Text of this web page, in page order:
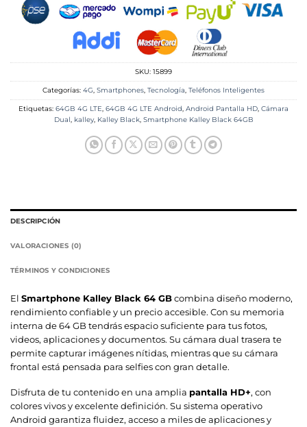
SKU: 15899
Categorías: 4G Smartphones Tecnología Teléfonos Inteligentes
Etiquetas: 64GB 4G LTE 64GB 4G LTE Android Android Pantalla HD Cámara
Dual kalley, Kalley Black, Smartphone Kalley Black 64GB
DESCRIPCIÓN
VALORACIONES (0)
TÉRMINOS Y CONDICIONES
El Smartphone Kalley Black 64 GB combina diseño moderno,
rendimiento confiable y un precio accesible. Con su memoria
interna de 64 GB tendrás espacio suficiente para tus fotos,
videos, aplicaciones y documentos. Su cámara dual trasera te
permite capturar imágenes nítidas, mientras que su cámara
frontal está pensada para selfies con gran detalle.
Disfruta de tu contenido en una amplia pantalla HD+, con
colores vivos y excelente definición. Su sistema operativo
Android garantiza fluidez, acceso a miles de aplicaciones y